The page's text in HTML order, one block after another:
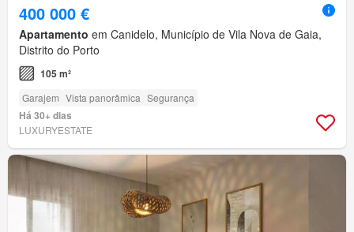
400 000 €
Apartamento em Canidelo, Município de Vila Nova de Gaia,
Distrito do Porto
105 m²
Garajem Vista panorâmica Segurança
Há 30+ dias
LUXURYESTATE